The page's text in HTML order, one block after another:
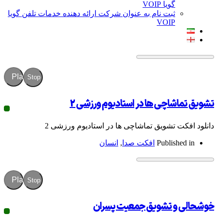
ثبت نام به عنوان شرکت ارائه دهنده خدمات تلفن گویا
ها در استادیوم ورزشی 2
تشویق تماشاچی ها در استادیوم ورزشی 2
افکت صدا,انسان
تشویق جمعیت پسران